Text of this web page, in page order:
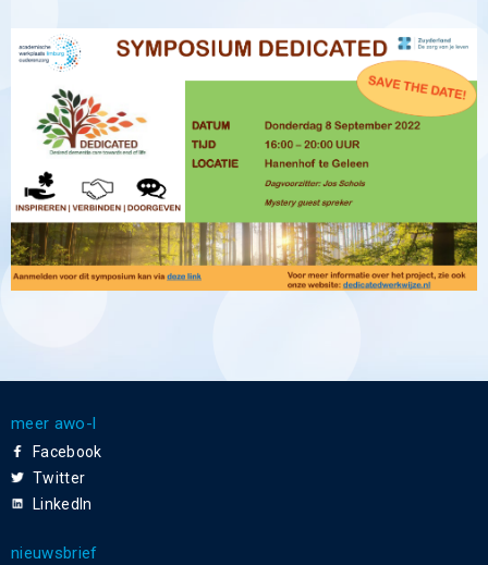
meer awo-l
Facebook
Twitter
LinkedIn
nieuwsbrief